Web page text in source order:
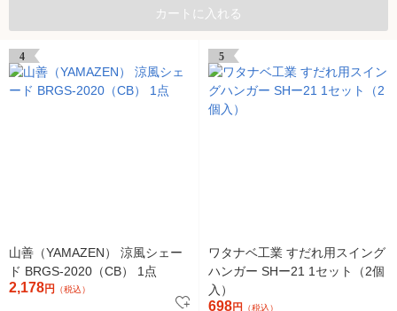
カートに入れる
4
山善（YAMAZEN） 涼風シェー
ド BRGS-2020（CB） 1点
2,178円 （税込）
5
ワタナベ工業 すだれ用スイング
ハンガー SHー21 1セット（2個
入）
698円 （税込）